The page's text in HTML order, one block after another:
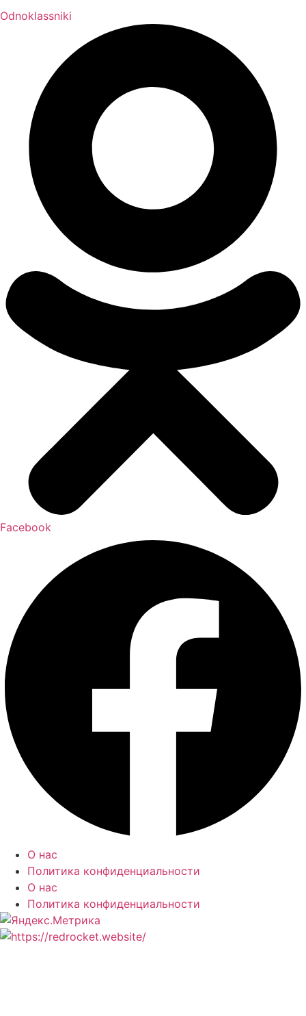
Odnoklassniki
Facebook
О нас
Политика конфиденциальности
О нас
Политика конфиденциальности